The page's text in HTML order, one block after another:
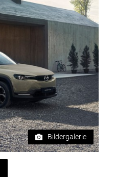
Bildergalerie